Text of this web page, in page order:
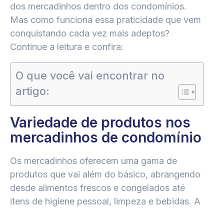
dos mercadinhos dentro dos condomínios.
Mas como funciona essa praticidade que vem
conquistando cada vez mais adeptos?
Continue a leitura e confira:
O que você vai encontrar no
artigo:
Variedade de produtos nos
mercadinhos de condomínio
Os mercadinhos oferecem uma gama de
produtos que vai além do básico, abrangendo
desde alimentos frescos e congelados até
itens de higiene pessoal, limpeza e bebidas. A